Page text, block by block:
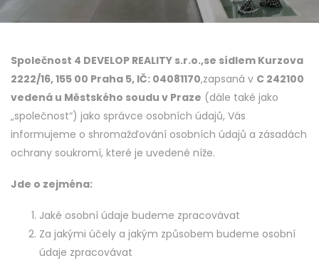
Společnost 4 DEVELOP REALITY s.r.o.,se sídlem Kurzova
2222/16, 155 00 Praha 5, IČ: 04081170,zapsaná v C 242100
vedená u Městského soudu v Praze (dále také jako
„společnost“) jako správce osobních údajů, Vás
informujeme o shromažďování osobních údajů a zásadách
ochrany soukromí, které je uvedené níže.
Jde o zejména:
Jaké osobní údaje budeme zpracovávat
Za jakými účely a jakým způsobem budeme osobní
údaje zpracovávat